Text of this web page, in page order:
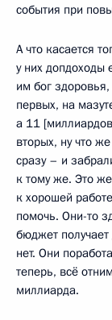
события при
А что касается
у них допдоходы
им бог
первых, на
а 11
вторых, ну что
сразу – и
к тому же. Это
к хорошей
помочь. Они-то
бюджет
нет. Они
теперь, всё
миллиарда.